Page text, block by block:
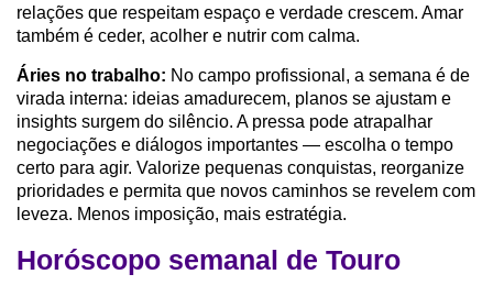
relações que respeitam espaço e verdade crescem. Amar
também é ceder, acolher e nutrir com calma.
Áries no trabalho: No campo profissional, a semana é de
virada interna: ideias amadurecem, planos se ajustam e
insights surgem do silêncio. A pressa pode atrapalhar
negociações e diálogos importantes — escolha o tempo
certo para agir. Valorize pequenas conquistas, reorganize
prioridades e permita que novos caminhos se revelem com
leveza. Menos imposição, mais estratégia.
Horóscopo semanal de Touro